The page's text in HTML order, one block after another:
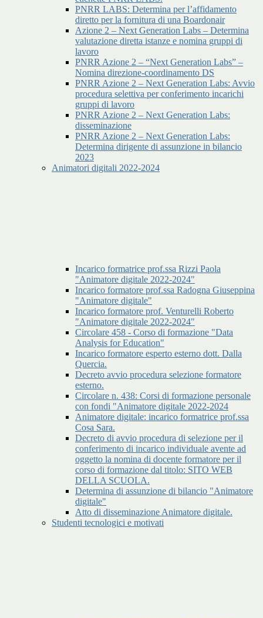
PNRR LABS: Determina per l’affidamento
diretto per la fornitura di una Boardonair
Azione 2 – Next Generation Labs – Determina
valutazione diretta istanze e nomina gruppi di
lavoro
PNRR Azione 2 – “Next Generation Labs” –
Nomina direzione-coordinamento DS
PNRR Azione 2 – Next Generation Labs: Avvio
procedura selettiva per conferimento incarichi
gruppi di lavoro
PNRR Azione 2 – Next Generation Labs:
disseminazione
PNRR Azione 2 – Next Generation Labs:
Determina dirigente di assunzione in bilancio
2023
Animatori digitali 2022-2024
Incarico formatrice prof.ssa Rizzi Paola
"Animatore digitale 2022-2024"
Incarico formatore prof.ssa Radogna Giuseppina
"Animatore digitale"
Incarico formatore prof. Venturelli Roberto
"Animatore digitale 2022-2024"
Circolare 458 - Corso di formazione "Data
Analysis for Education"
Incarico formatore esperto esterno dott. Dalla
Quercia.
Decreto avvio procedura selezione formatore
esterno.
Circolare n. 438: Corsi di formazione personale
con fondi "Animatore digitale 2022-2024
Animatore digitale: incarico formatrice prof.ssa
Cosa Sara.
Decreto di avvio procedura di selezione per il
conferimento di incarico individuale avente ad
oggetto la nomina di docente formatore per il
corso di formazione dal titolo: SITO WEB
DELLA SCUOLA.
Determina di assunzione di bilancio "Animatore
digitale"
Atto di disseminazione Animatore digitale.
Studenti tecnologici e motivati